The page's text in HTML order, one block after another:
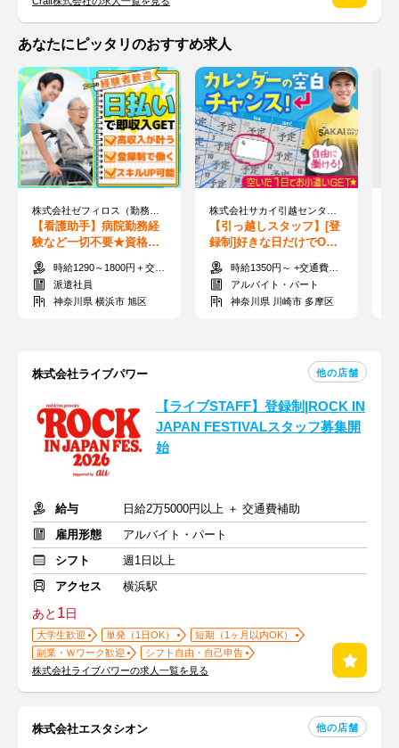
あなたにピッタリのおすすめ求人
【看護助手】病院勤務経
験など一切不要★資格が
あればOK！好待遇×柔軟
に働ける♪
時給1290～1800円＋交通費全額支給
派遣社員
神奈川県 横浜市 旭区
【引っ越しスタッフ】[登
録制]好きな日だけでOK
◎単発＆日払いOK！人と
話さないAI面接★
時給1350円～ +交通費支給
アルバイト・パート
神奈川県 川崎市 多摩区
株式会社ライブパワー 他の店舗
【ライブSTAFF】登録制|ROCK IN
JAPAN FESTIVALスタッフ募集開
始
給与
日給2万5000円以上 ＋ 交通費補助
雇用形態
アルバイト・パート
シフト
週1日以上
アクセス
横浜駅
あと 1日
大学生歓迎 単発（1日OK）
短期（1ヶ月以内OK）
副業・Ｗワーク歓迎
シフト自由・自己申告
株式会社ライブパワーの求人一覧を見る
株式会社エスタシオン 他の店舗